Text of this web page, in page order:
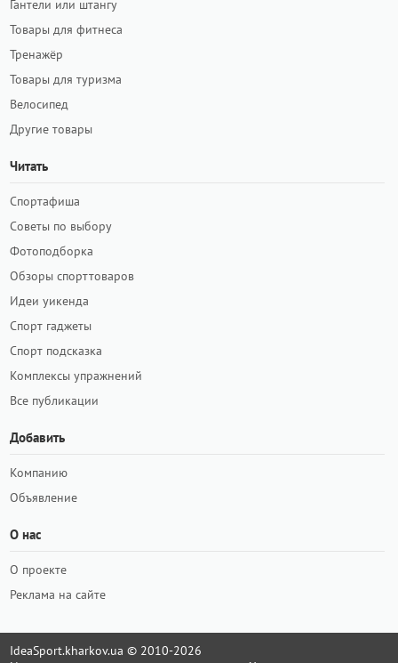
Гантели или штангу
Товары для фитнеса
Тренажёр
Товары для туризма
Велосипед
Другие товары
Читать
Спортафиша
Советы по выбору
Фотоподборка
Обзоры спорттоваров
Идеи уикенда
Спорт гаджеты
Спорт подсказка
Комплексы упражнений
Все публикации
Добавить
Компанию
Объявление
О нас
О проекте
Реклама на сайте
IdeaSport.kharkov.ua © 2010-2026